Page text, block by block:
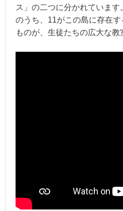
ス」の二つに分かれていま
のうち、11がこの島に存在
ものが、生徒たちの広大な教